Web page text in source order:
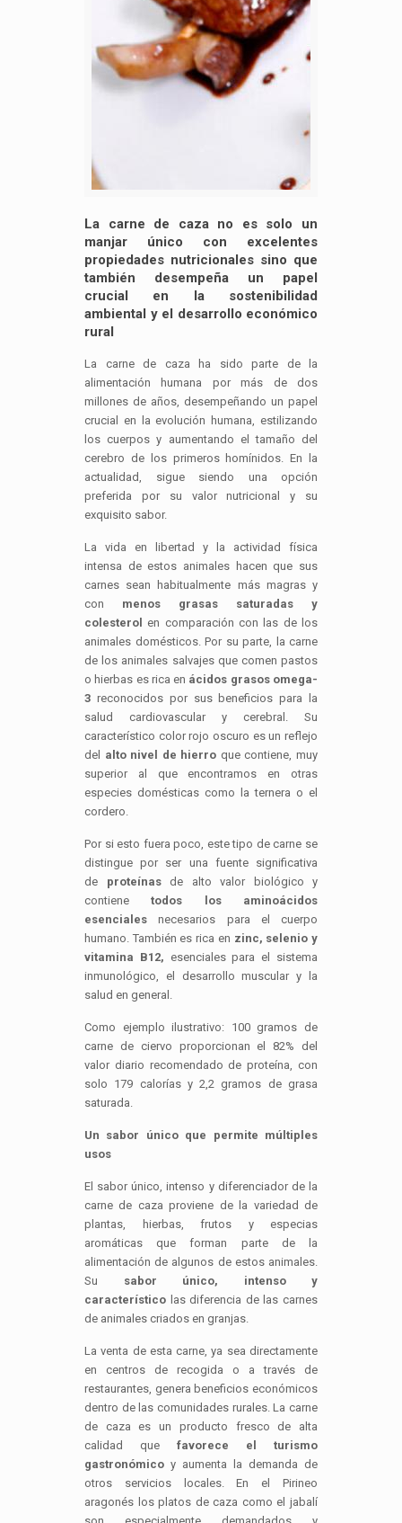
La carne de caza no es solo un
manjar único con excelentes
propiedades nutricionales sino que
también desempeña un papel
crucial en la sostenibilidad
ambiental y el desarrollo económico
rural
La carne de caza ha sido parte de la
alimentación humana por más de dos
millones de años, desempeñando un papel
crucial en la evolución humana, estilizando
los cuerpos y aumentando el tamaño del
cerebro de los primeros homínidos. En la
actualidad, sigue siendo una opción
preferida por su valor nutricional y su
exquisito sabor.
La vida en libertad y la actividad física
intensa de estos animales hacen que sus
carnes sean habitualmente más magras y
con menos grasas saturadas y
colesterol en comparación con las de los
animales domésticos. Por su parte, la carne
de los animales salvajes que comen pastos
o hierbas es rica en ácidos grasos omega-
3 reconocidos por sus beneficios para la
salud cardiovascular y cerebral. Su
característico color rojo oscuro es un reflejo
del alto nivel de hierro que contiene, muy
superior al que encontramos en otras
especies domésticas como la ternera o el
cordero.
Por si esto fuera poco, este tipo de carne se
distingue por ser una fuente significativa
de proteínas de alto valor biológico y
contienetodos los aminoácidos
esenciales necesarios para el cuerpo
humano. También es rica en zinc, selenio y
vitamina B12, esenciales para el sistema
inmunológico, el desarrollo muscular y la
salud en general.
Como ejemplo ilustrativo: 100 gramos de
carne de ciervo proporcionan el 82% del
valor diario recomendado de proteína, con
solo 179 calorías y 2,2 gramos de grasa
saturada.
Un sabor único que permite múltiples
usos
El sabor único, intenso y diferenciador de la
carne de caza proviene de la variedad de
plantas, hierbas, frutos y especias
aromáticas que forman parte de la
alimentación de algunos de estos animales.
Su sabor único, intenso y
característico las diferencia de las carnes
de animales criados en granjas.
La venta de esta carne, ya sea directamente
en centros de recogida o a través de
restaurantes, genera beneficios económicos
dentro de las comunidades rurales. La carne
de caza es un producto fresco de alta
calidad que favorece el turismo
gastronómico y aumenta la demanda de
otros servicios locales. En el Pirineo
aragonés los platos de caza como el jabalí